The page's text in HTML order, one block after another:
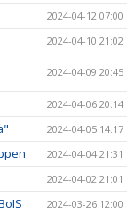
2024-04-12 07:00
2024-04-10 21:02
2024-04-09 20:45
2024-04-06 20:14
2024-04-05 14:17
2024-04-04 21:31
2024-04-02 21:01
2024-03-26 12:00